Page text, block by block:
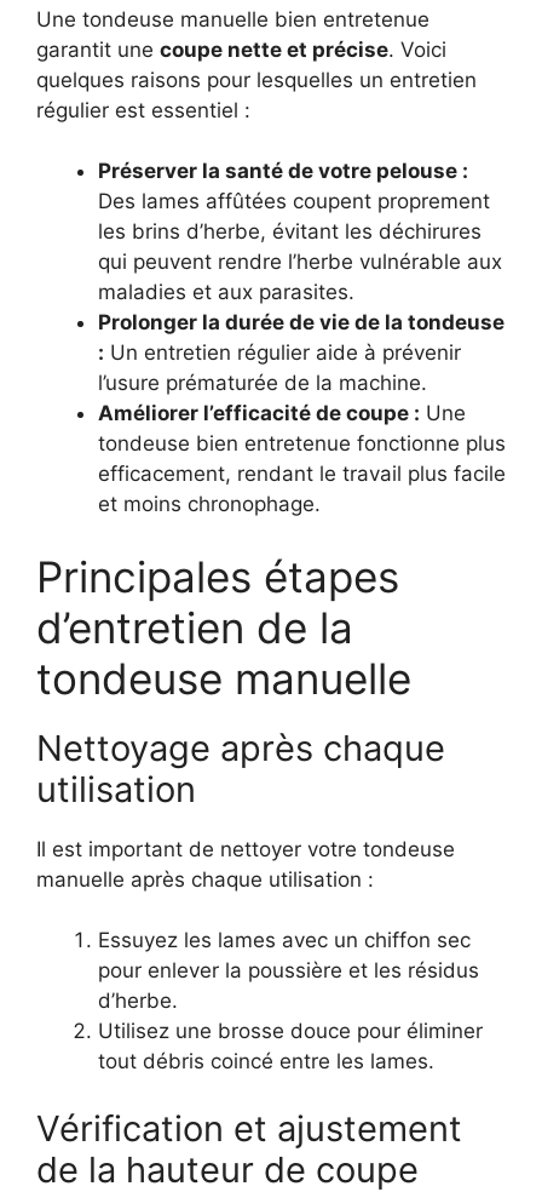
Une tondeuse manuelle bien entretenue
garantit une coupe nette et précise. Voici
quelques raisons pour lesquelles un entretien
régulier est essentiel :
Préserver la santé de votre pelouse :
Des lames affûtées coupent proprement
les brins d’herbe, évitant les déchirures
qui peuvent rendre l’herbe vulnérable aux
maladies et aux parasites.
Prolonger la durée de vie de la tondeuse
: Un entretien régulier aide à prévenir
l’usure prématurée de la machine.
Améliorer l’efficacité de coupe : Une
tondeuse bien entretenue fonctionne plus
efficacement, rendant le travail plus facile
et moins chronophage.
Principales étapes
d’entretien de la
tondeuse manuelle
Nettoyage après chaque
utilisation
Il est important de nettoyer votre tondeuse
manuelle après chaque utilisation :
Essuyez les lames avec un chiffon sec
pour enlever la poussière et les résidus
d’herbe.
Utilisez une brosse douce pour éliminer
tout débris coincé entre les lames.
Vérification et ajustement
de la hauteur de coupe